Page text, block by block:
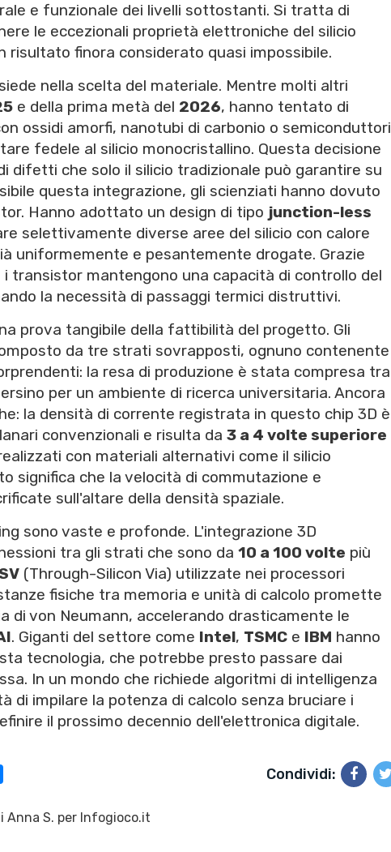
e funzionale dei livelli sottostanti. Si tratta di
le eccezionali proprietà elettroniche del silicio
risultato finora considerato quasi impossibile.
nella scelta del materiale. Mentre molti altri
e della prima metà del 2026, hanno tentato di
ossidi amorfi, nanotubi di carbonio o semiconduttori
fedele al silicio monocristallino. Questa decisione
difetti che solo il silicio tradizionale può garantire su
questa integrazione, gli scienziati hanno dovuto
Hanno adottato un design di tipo junction-less
selettivamente diverse aree del silicio con calore
uniformemente e pesantemente drogate. Grazie
transistor mantengono una capacità di controllo del
la necessità di passaggi termici distruttivi.
prova tangibile della fattibilità del progetto. Gli
da tre strati sovrapposti, ognuno contenente
la resa di produzione è stata compresa tra
per un ambiente di ricerca universitaria. Ancora
la densità di corrente registrata in questo chip 3D è
convenzionali e risulta da 3 a 4 volte superiore
con materiali alternativi come il silicio
significa che la velocità di commutazione e
sull'altare della densità spaziale.
sono vaste e profonde. L'integrazione 3D
tra gli strati che sono da 10 a 100 volte più
(Through-Silicon Via) utilizzate nei processori
fisiche tra memoria e unità di calcolo promette
di von Neumann, accelerando drasticamente le
. Giganti del settore come Intel, TSMC e IBM hanno
tecnologia, che potrebbe presto passare dai
In un mondo che richiede algoritmi di intelligenza
di impilare la potenza di calcolo senza bruciare i
il prossimo decennio dell'elettronica digitale.
Condividi:
Anna S. per Infogioco.it